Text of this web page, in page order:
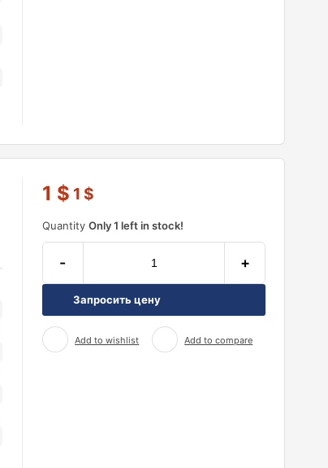
1 $ 1 $
QuantityOnly 1 left in stock!
- +
Запросить цену
Add to wishlist Add to compare